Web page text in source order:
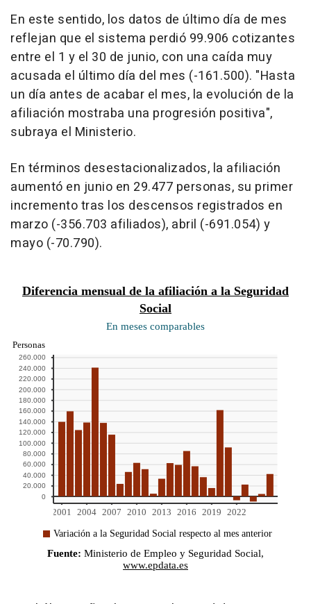
En este sentido, los datos de último día de mes
reflejan que el sistema perdió 99.906 cotizantes
entre el 1 y el 30 de junio, con una caída muy
acusada el último día del mes (-161.500). "Hasta
un día antes de acabar el mes, la evolución de la
afiliación mostraba una progresión positiva",
subraya el Ministerio.
En términos desestacionalizados, la afiliación
aumentó en junio en 29.477 personas, su primer
incremento tras los descensos registrados en
marzo (-356.703 afiliados), abril (-691.054) y
mayo (-70.790).